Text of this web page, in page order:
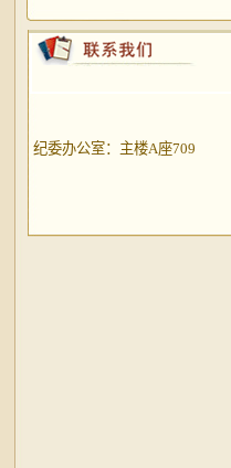
纪委办公室：主楼A座709